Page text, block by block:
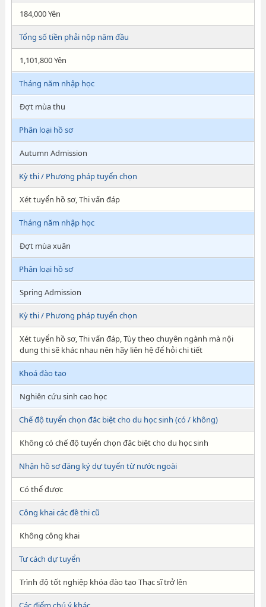
184,000 Yên
Tổng số tiền phải nộp năm đầu
1,101,800 Yên
Tháng năm nhập học
Đợt mùa thu
Phân loại hồ sơ
Autumn Admission
Kỳ thi / Phương pháp tuyển chọn
Xét tuyển hồ sơ, Thi vấn đáp
Tháng năm nhập học
Đợt mùa xuân
Phân loại hồ sơ
Spring Admission
Kỳ thi / Phương pháp tuyển chọn
Xét tuyển hồ sơ, Thi vấn đáp, Tùy theo chuyên ngành mà nội
dung thi sẽ khác nhau nên hãy liên hệ để hỏi chi tiết
Khoá đào tạo
Nghiên cứu sinh cao học
Chế độ tuyển chọn đăc biệt cho du học sinh (có / không)
Không có chế độ tuyển chọn đăc biệt cho du học sinh
Nhận hồ sơ đăng ký dự tuyển từ nước ngoài
Có thể được
Công khai các đề thi cũ
Không công khai
Tư cách dự tuyển
Trình độ tốt nghiệp khóa đào tạo Thạc sĩ trở lên